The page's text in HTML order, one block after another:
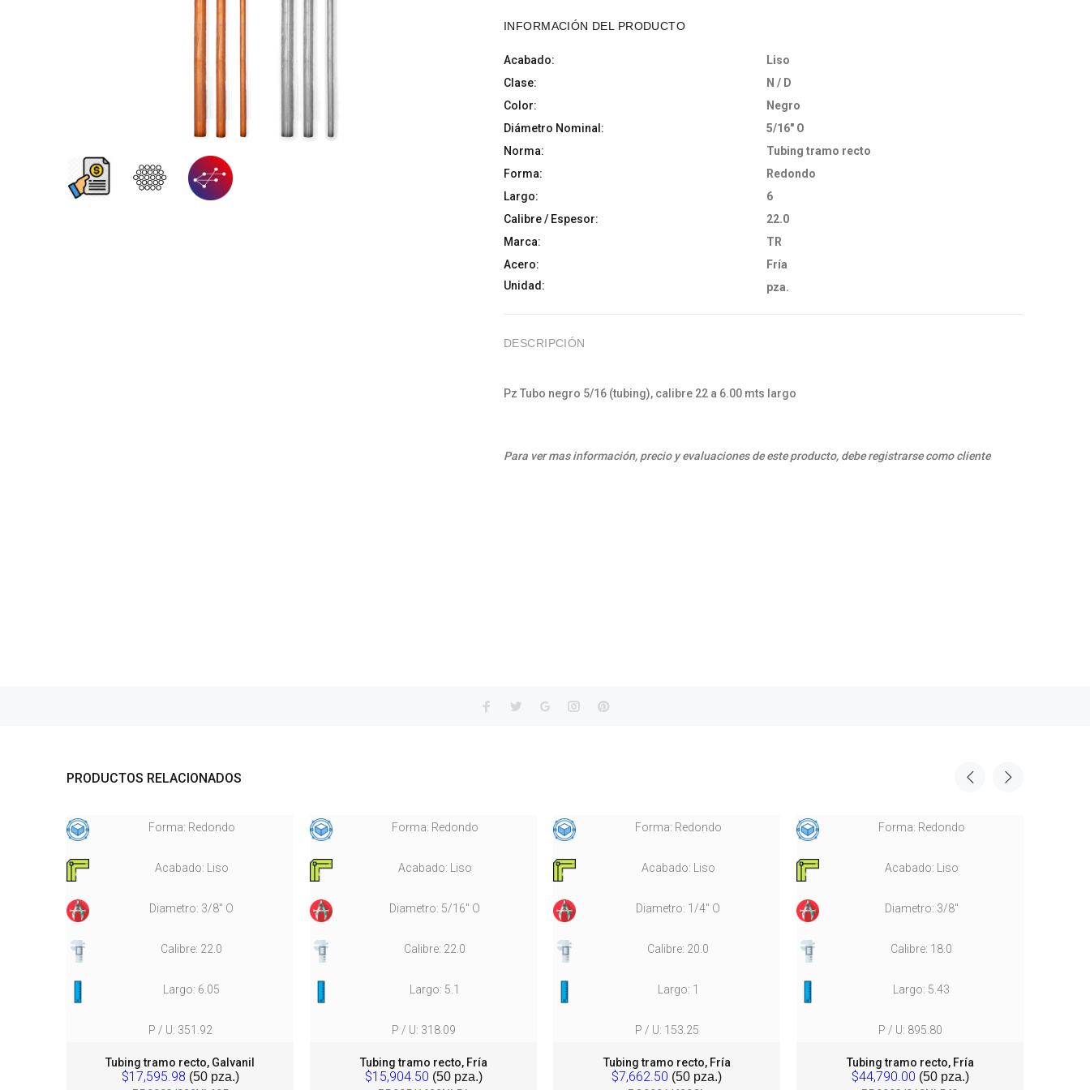
INFORMACIÓN DEL PRODUCTO
Acabado:
Liso
Clase:
N / D
Color:
Negro
Diámetro Nominal:
5/16" O
Norma:
Tubing tramo recto
Forma:
Redondo
Largo:
6
Calibre / Espesor:
22.0
Marca:
TR
Acero:
Fría
Unidad:
pza.
DESCRIPCIÓN
Pz Tubo negro 5/16 (tubing), calibre 22 a 6.00 mts largo
Para ver mas información, precio y evaluaciones de este producto, debe registrarse como cliente
PRODUCTOS RELACIONADOS
Forma: Redondo
Acabado: Liso
Diametro: 3/8" O
Calibre: 22.0
Largo: 6.05
P / U: 351.92
Tubing tramo recto, Galvanil
$17,595.98 (50 pza.)
Forma: Redondo
Acabado: Liso
Diametro: 5/16" O
Calibre: 22.0
Largo: 5.1
P / U: 318.09
Tubing tramo recto, Fría
$15,904.50 (50 pza.)
Forma: Redondo
Acabado: Liso
Diametro: 1/4" O
Calibre: 20.0
Largo: 1
P / U: 153.25
Tubing tramo recto, Fría
$7,662.50 (50 pza.)
Forma: Redondo
Acabado: Liso
Diametro: 3/8"
Calibre: 18.0
Largo: 5.43
P / U: 895.80
Tubing tramo recto, Fría
$44,790.00 (50 pza.)